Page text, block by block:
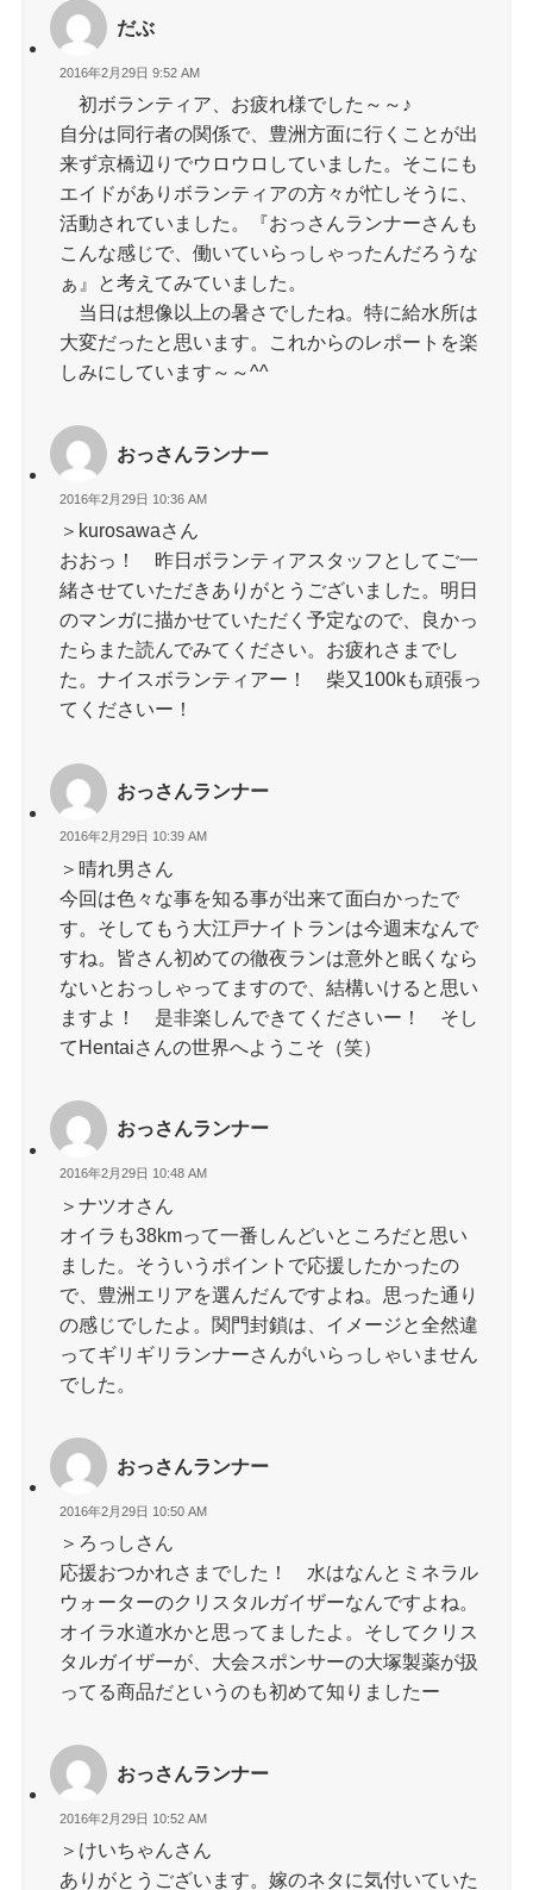
だぶ
2016年2月29日 9:52 AM
初ボランティア、お疲れ様でした～～♪
自分は同行者の関係で、豊洲方面に行くことが出
来ず京橋辺りでウロウロしていました。そこにも
エイドがありボランティアの方々が忙しそうに、
活動されていました。『おっさんランナーさんも
こんな感じで、働いていらっしゃったんだろうな
ぁ』と考えてみていました。
当日は想像以上の暑さでしたね。特に給水所は
大変だったと思います。これからのレポートを楽
しみにしています～～^^
おっさんランナー
2016年2月29日 10:36 AM
＞kurosawaさん
おおっ！ 昨日ボランティアスタッフとしてご一
緒させていただきありがとうございました。明日
のマンガに描かせていただく予定なので、良かっ
たらまた読んでみてください。お疲れさまでし
た。ナイスボランティアー！ 柴又100kも頑張っ
てくださいー！
おっさんランナー
2016年2月29日 10:39 AM
＞晴れ男さん
今回は色々な事を知る事が出来て面白かったで
す。そしてもう大江戸ナイトランは今週末なんで
すね。皆さん初めての徹夜ランは意外と眠くなら
ないとおっしゃってますので、結構いけると思い
ますよ！ 是非楽しんできてくださいー！ そし
てHentaiさんの世界へようこそ（笑）
おっさんランナー
2016年2月29日 10:48 AM
＞ナツオさん
オイラも38kmって一番しんどいところだと思い
ました。そういうポイントで応援したかったの
で、豊洲エリアを選んだんですよね。思った通り
の感じでしたよ。関門封鎖は、イメージと全然違
ってギリギリランナーさんがいらっしゃいません
でした。
おっさんランナー
2016年2月29日 10:50 AM
＞ろっしさん
応援おつかれさまでした！ 水はなんとミネラル
ウォーターのクリスタルガイザーなんですよね。
オイラ水道水かと思ってましたよ。そしてクリス
タルガイザーが、大会スポンサーの大塚製薬が扱
ってる商品だというのも初めて知りましたー
おっさんランナー
2016年2月29日 10:52 AM
＞けいちゃんさん
ありがとうございます。嫁のネタに気付いていた